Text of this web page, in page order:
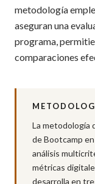
metodología
aseguran una
programa,
comparaciones
La metodología
de Bootcamp
análisis
métricas
desarrolla en